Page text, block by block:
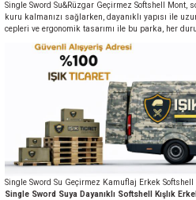
Single Sword Su&Rüzgar Geçirmez Softshell Mont,
kuru kalmanızı sağlarken, dayanıklı yapısı ile
cepleri ve ergonomik tasarımı ile bu parka, her
Single Sword Su Geçirmez Kamuflaj Erkek Softshell
Single Sword Suya Dayanıklı Softshell Kışlık